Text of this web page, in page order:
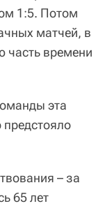
1:5. Потом
матчей, в
часть времени
эта
– за
65 лет